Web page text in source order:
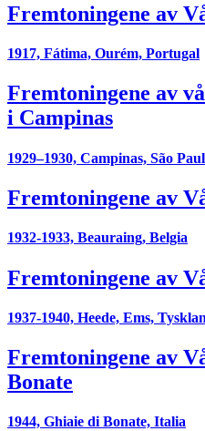
Fremtoningene av
1917, Fátima, Ourém, Portugal
Fremtoningene av
i Campinas
1929–1930, Campinas, São
Fremtoningene av
1932-1933, Beauraing, Belgia
Fremtoningene av
1937-1940, Heede, Ems,
Fremtoningene av
Bonate
1944, Ghiaie di Bonate, Italia